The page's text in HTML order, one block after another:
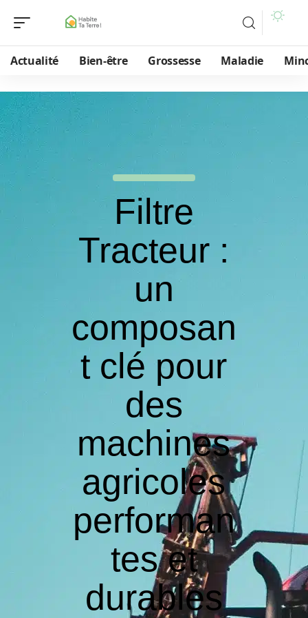
Actualité Bien-être Grossesse Maladie
Filtre
Tracteur :
un
composan
t clé pour
des
machines
agricoles
performan
tes et
durables